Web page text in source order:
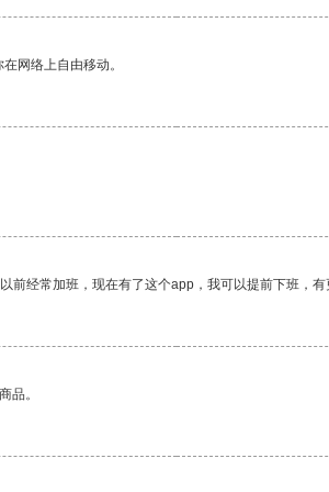
网络上自由移动。
经常加班，现在有了这个app，我可以提前下班，有
品。